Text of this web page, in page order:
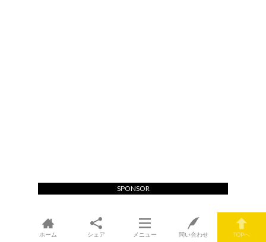
SPONSOR
ホーム シェア メニュー 問い合わせ TOPへ